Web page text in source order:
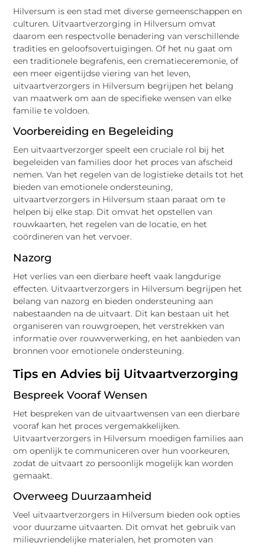
Hilversum is een stad met diverse gemeenschappen en
culturen. Uitvaartverzorging in Hilversum omvat
daarom een respectvolle benadering van verschillende
tradities en geloofsovertuigingen. Of het nu gaat om
een traditionele begrafenis, een crematieceremonie, of
een meer eigentijdse viering van het leven,
uitvaartverzorgers in Hilversum begrijpen het belang
van maatwerk om aan de specifieke wensen van elke
familie te voldoen.
Voorbereiding en Begeleiding
Een uitvaartverzorger speelt een cruciale rol bij het
begeleiden van families door het proces van afscheid
nemen. Van het regelen van de logistieke details tot het
bieden van emotionele ondersteuning,
uitvaartverzorgers in Hilversum staan paraat om te
helpen bij elke stap. Dit omvat het opstellen van
rouwkaarten, het regelen van de locatie, en het
coördineren van het vervoer.
Nazorg
Het verlies van een dierbare heeft vaak langdurige
effecten. Uitvaartverzorgers in Hilversum begrijpen het
belang van nazorg en bieden ondersteuning aan
nabestaanden na de uitvaart. Dit kan bestaan uit het
organiseren van rouwgroepen, het verstrekken van
informatie over rouwverwerking, en het aanbieden van
bronnen voor emotionele ondersteuning.
Tips en Advies bij Uitvaartverzorging
Bespreek Vooraf Wensen
Het bespreken van de uitvaartwensen van een dierbare
vooraf kan het proces vergemakkelijken.
Uitvaartverzorgers in Hilversum moedigen families aan
om openlijk te communiceren over hun voorkeuren,
zodat de uitvaart zo persoonlijk mogelijk kan worden
gemaakt.
Overweeg Duurzaamheid
Veel uitvaartverzorgers in Hilversum bieden ook opties
voor duurzame uitvaarten. Dit omvat het gebruik van
milieuvriendelijke materialen, het promoten van